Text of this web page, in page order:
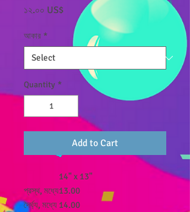
১২.০০ US$Price
আকার *
Quantity *
Add to Cart
14" x 13"
প্রস্থ, মধ্যে13.00
দৈর্ঘ্য, মধ্যে 14.00